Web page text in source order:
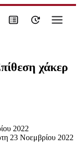
χάκερ
2022
23 Νοεμβρίου 2022